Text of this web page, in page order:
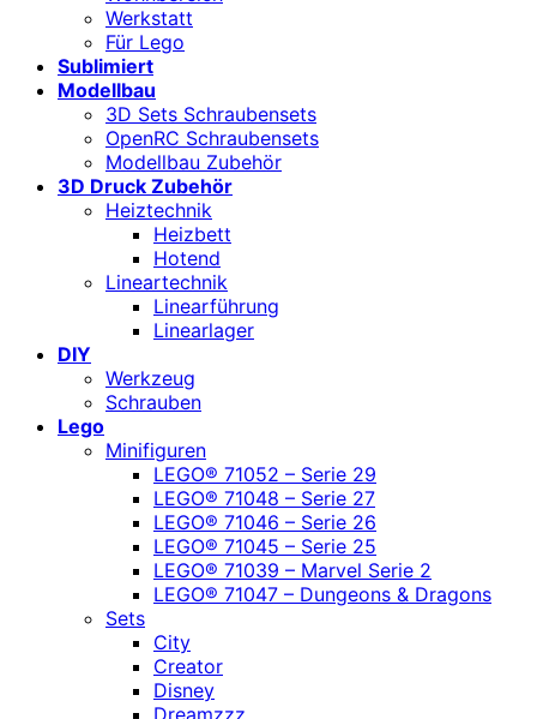
Werkstatt
Für Lego
Sublimiert
Modellbau
3D Sets Schraubensets
OpenRC Schraubensets
Modellbau Zubehör
3D Druck Zubehör
Heiztechnik
Heizbett
Hotend
Lineartechnik
Linearführung
Linearlager
DIY
Werkzeug
Schrauben
Lego
Minifiguren
LEGO® 71052 – Serie 29
LEGO® 71048 – Serie 27
LEGO® 71046 – Serie 26
LEGO® 71045 – Serie 25
LEGO® 71039 – Marvel Serie 2
LEGO® 71047 – Dungeons & Dragons
Sets
City
Creator
Disney
Dreamzzz